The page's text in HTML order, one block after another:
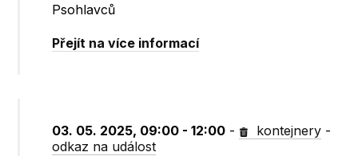
Psohlavců
Přejít na více informací
03. 05. 2025, 09:00 - 12:00 - kontejnery -
odkaz na událost